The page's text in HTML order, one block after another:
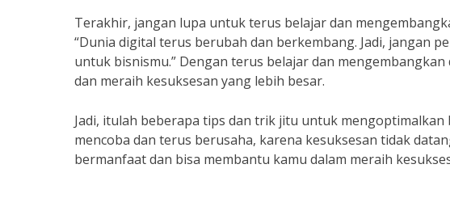
Terakhir, jangan lupa untuk terus belajar dan
“Dunia digital terus berubah dan berkembang. Jadi, jangan
untuk bisnismu.” Dengan terus belajar dan
dan meraih kesuksesan yang lebih besar.
Jadi, itulah beberapa tips dan trik jitu untuk
mencoba dan terus berusaha, karena kesuksesan tidak
bermanfaat dan bisa membantu kamu dalam meraih